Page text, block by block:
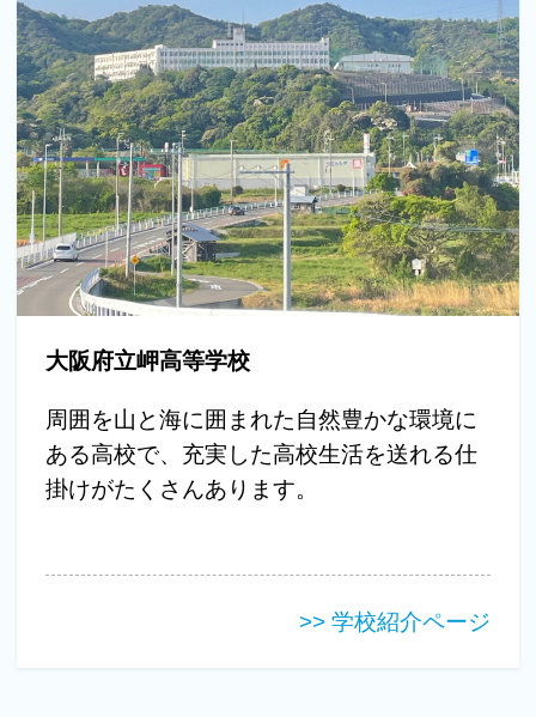
大阪府立岬高等学校
周囲を山と海に囲まれた自然豊かな環境に
ある高校で、充実した高校生活を送れる仕
掛けがたくさんあります。
>> 学校紹介ページ